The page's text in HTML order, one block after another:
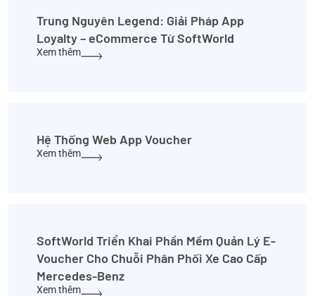
Trung Nguyên Legend: Giải Pháp App
Loyalty – eCommerce Từ SoftWorld
Xem thêm
Hệ Thống Web App Voucher
Xem thêm
SoftWorld Triển Khai Phần Mềm Quản Lý E-
Voucher Cho Chuỗi Phân Phối Xe Cao Cấp
Mercedes-Benz
Xem thêm